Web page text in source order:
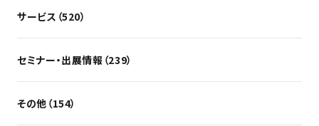
サービス（520）
セミナー・出展情報（239）
その他（154）